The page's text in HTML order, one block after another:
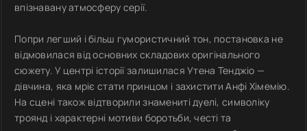
впізнавану атмосферу серії.
Попри легший і більш гумористичний тон, постановка не
відмовилася від основних складових оригінального
сюжету. У центрі історії залишилася Утена Тенджіо —
дівчина, яка мріє стати принцом і захистити Анфі Хімемію.
На сцені також відтворили знамениті дуелі, символіку
троянд і характерні мотиви боротьби, честі та